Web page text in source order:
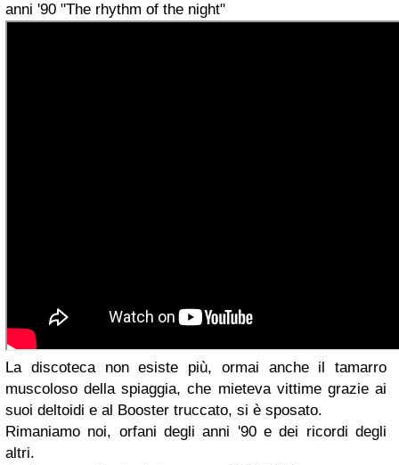
anni '90 "The rhythm of the night"
La discoteca non esiste più, ormai anche il tamarro
muscoloso della spiaggia, che mieteva vittime grazie ai
suoi deltoidi e al Booster truccato, si è sposato.
Rimaniamo noi, orfani degli anni '90 e dei ricordi degli
altri.